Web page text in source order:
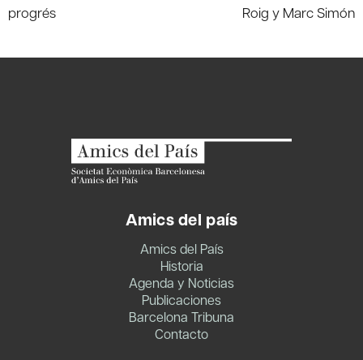
progrés
Roig y Marc Simón
Amics del país
Amics del País
Historia
Agenda y Noticias
Publicaciones
Barcelona Tribuna
Contacto